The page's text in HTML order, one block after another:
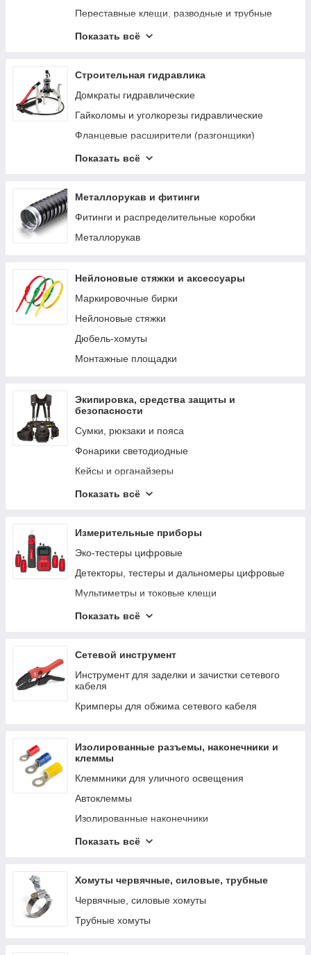
Переставные клещи, разводные и трубные
Показать всё
Строительная гидравлика
Домкраты гидравлические
Гайколомы и уголкорезы гидравлические
Фланцевые расширители (разгонщики)
Съемники гидравлические
Показать всё
Металлорукав и фитинги
Фитинги и распределительные коробки
Металлорукав
Нейлоновые стяжки и аксессуары
Маркировочные бирки
Нейлоновые стяжки
Дюбель-хомуты
Монтажные площадки
Экипировка, средства защиты и
безопасности
Сумки, рюкзаки и пояса
Фонарики светодиодные
Кейсы и органайзеры
Средства безопасности при работе на высоте
Фирменная одежда
Показать всё
Измерительные приборы
Эко-тестеры цифровые
Детекторы, тестеры и дальномеры цифровые
Мультиметры и токовые клещи
LAN-тестеры цифровые
Измерительные щупы
Рулетки и уровни строительные
Показать всё
Сетевой инструмент
Инструмент для заделки и зачистки сетевого
кабеля
Кримперы для обжима сетевого кабеля
Изолированные разъемы, наконечники и
клеммы
Клеммники для уличного освещения
Автоклеммы
Изолированные наконечники
Изолированные разъемы
Зажимы винтовые и шины N
Соединительные зажимы
Показать всё
Хомуты червячные, силовые, трубные
Червячные, силовые хомуты
Трубные хомуты